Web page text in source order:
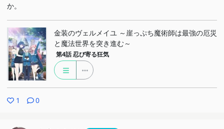
か。
金装のヴェルメイユ ～崖っぷち魔術師は最強の厄災
と魔法世界を突き進む～
第4話 忍び寄る狂気
1 0